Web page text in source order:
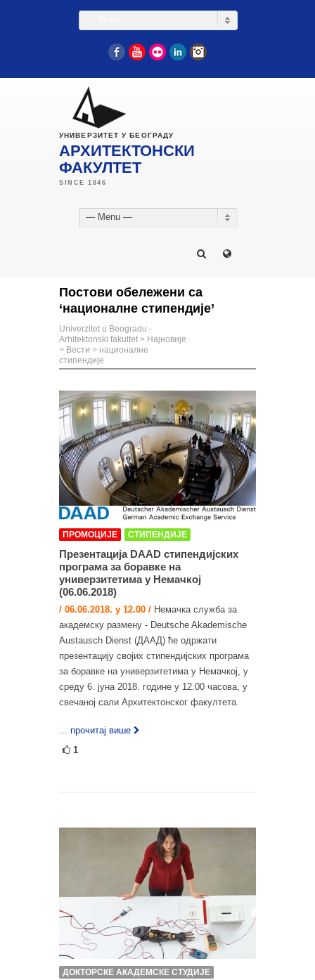
FacebookYouTube
Flickr LinkedIn
УНИВЕРЗИТЕТ У БЕОГРАДУ
АРХИТЕКТОНСКИ
ФАКУЛТЕТ
— Menu —
Постови обележени са
‘националне стипендије’
Univerzitet u Beogradu -
Arhitektonski fakultet > Најновије
> Вести > националне
стипендије
ПРОМОЦИЈЕ СТИПЕНДИЈЕ
Презентација DAAD стипендијских
програма за боравке на
универзитетима у Немачкој
(06.06.2018)
/ 06.06.2018. у 12.00 / Немачка служба за
академску размену - Deutsche Akademische
Austausch Dienst (ДААД) ће одржати
презентацију својих стипендијских програма
за боравке на универзитетима у Немачкој, у
среду 6. јуна 2018. године у 12.00 часова, у
свечаној сали Архитектонског факултета.
... прочитај више
1
ДОКТОРСКЕ АКАДЕМСКЕ СТУДИЈЕ